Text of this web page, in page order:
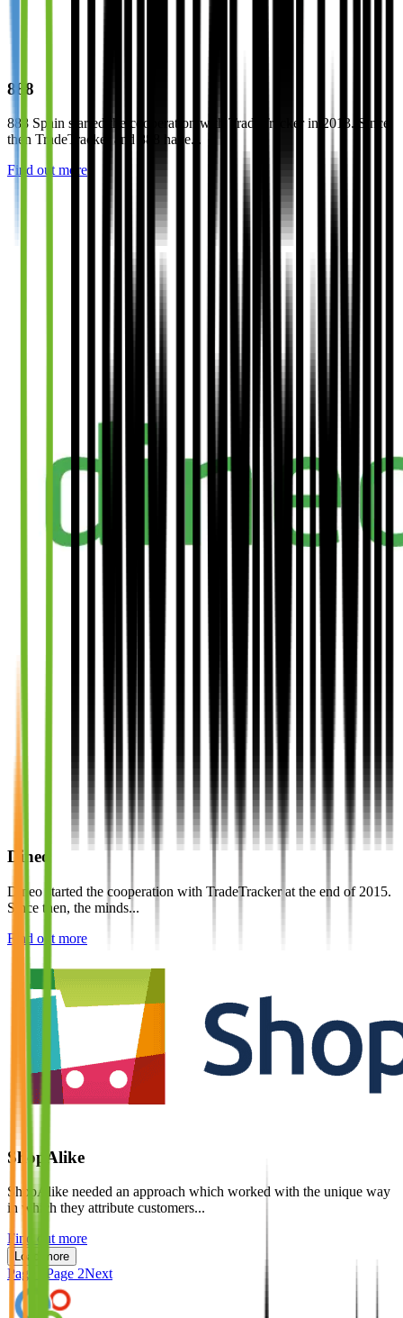
888
888 Spain started the cooperation with TradeTracker in 2013. Since
then TradeTracker and 888 have...
Find out more
Dineo
Dineo started the cooperation with TradeTracker at the end of 2015.
Since then, the minds...
Find out more
ShopAlike
ShopAlike needed an approach which worked with the unique way
in which they attribute customers...
Find out more
Load more
Page Page 2Next